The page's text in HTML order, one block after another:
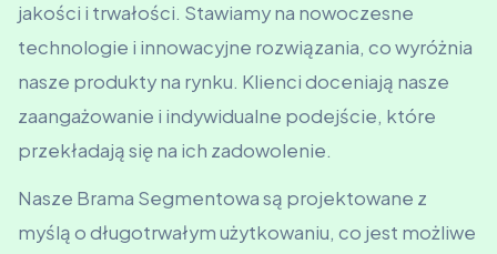
jakości i trwałości. Stawiamy na nowoczesne
technologie i innowacyjne rozwiązania, co wyróżnia
nasze produkty na rynku. Klienci doceniają nasze
zaangażowanie i indywidualne podejście, które
przekładają się na ich zadowolenie.
Nasze Brama Segmentowa są projektowane z
myślą o długotrwałym użytkowaniu, co jest możliwe